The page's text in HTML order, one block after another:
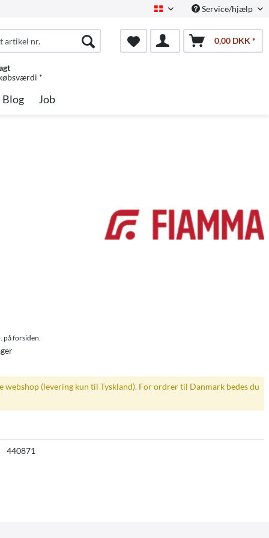
Dansk Service/hjælp
0,00 DKK *
*
Blog Job
på forsiden.
webshop (levering kun til Tyskland). For ordrer til Danmark bedes du
440871